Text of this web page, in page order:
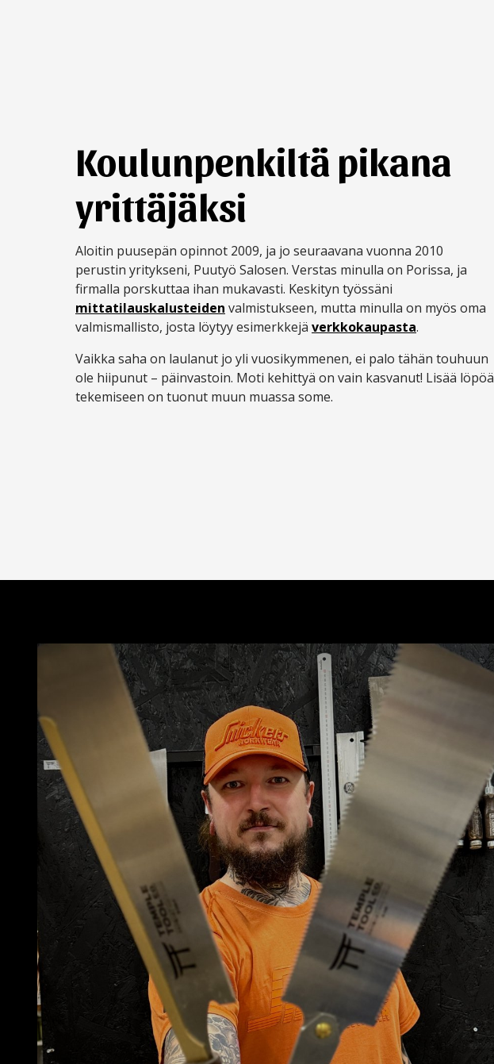
Koulunpenkiltä pikana
yrittäjäksi
Aloitin puusepän opinnot 2009, ja jo seuraavana vuonna 2010
perustin yritykseni, Puutyö Salosen. Verstas minulla on Porissa, ja
firmalla porskuttaa ihan mukavasti. Keskityn työssäni
mittatilauskalusteiden valmistukseen, mutta minulla on myös oma
valmismallisto, josta löytyy esimerkkejä verkkokaupasta.
Vaikka saha on laulanut jo yli vuosikymmenen, ei palo tähän touhuun
ole hiipunut – päinvastoin. Moti kehittyä on vain kasvanut! Lisää löpöä
tekemiseen on tuonut muun muassa some.